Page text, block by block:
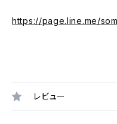
https://page.line.me/
レビュー